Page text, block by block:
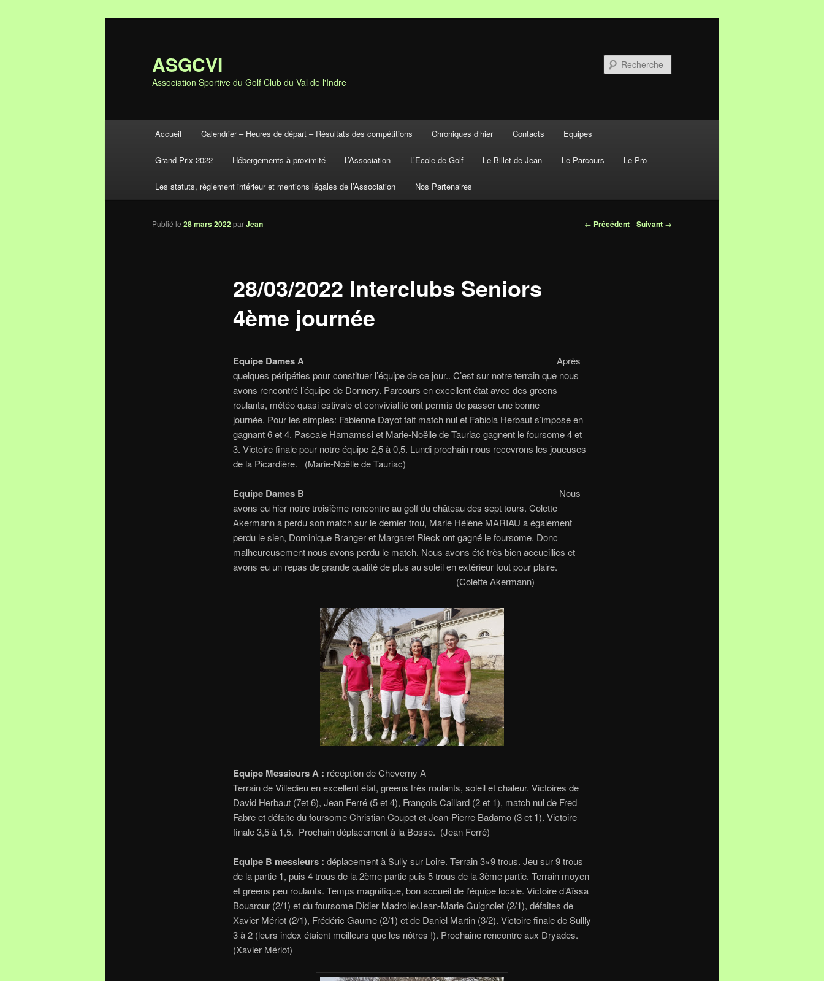
ASGCVI
Association Sportive du Golf Club du Val de l'Indre
Aller au contenu principal
Aller au contenu secondaire
Accueil Calendrier – Heures de départ – Résultats des compétitions Chroniques d’hier Contacts Equipes
Grand Prix 2022 Hébergements à proximité L’Association L’Ecole de Golf Le Billet de Jean Le Parcours Le Pro
Les statuts, règlement intérieur et mentions légales de l’Association Nos Partenaires
Navigation des
← Précédent Suivant →
28/03/2022 Interclubs Seniors
4ème journée
Publié le 28 mars 2022parJean
Equipe Dames A
Après
quelques péripéties pour constituer l’équipe de ce jour.. C’est sur notre terrain que nous
avons rencontré l’équipe de Donnery. Parcours en excellent état avec des greens
roulants, météo quasi estivale et convivialité ont permis de passer une bonne
journée. Pour les simples: Fabienne Dayot fait match nul et Fabiola Herbaut s’impose en
gagnant 6 et 4. Pascale Hamamssi et Marie-Noëlle de Tauriac gagnent le foursome 4 et
3. Victoire finale pour notre équipe 2,5 à 0,5. Lundi prochain nous recevrons les joueuses
de la Picardière. (Marie-Noëlle de Tauriac)
Equipe Dames B Nous
avons eu hier notre troisième rencontre au golf du château des sept tours. Colette
Akermann a perdu son match sur le dernier trou, Marie Hélène MARIAU a également
perdu le sien, Dominique Branger et Margaret Rieck ont gagné le foursome. Donc
malheureusement nous avons perdu le match. Nous avons été très bien accueillies et
avons eu un repas de grande qualité de plus au soleil en extérieur tout pour plaire.
(Colette Akermann)
Equipe Messieurs A : réception de Cheverny A
Terrain de Villedieu en excellent état, greens très roulants, soleil et chaleur. Victoires de
David Herbaut (7et 6), Jean Ferré (5 et 4), François Caillard (2 et 1), match nul de Fred
Fabre et défaite du foursome Christian Coupet et Jean-Pierre Badamo (3 et 1). Victoire
finale 3,5 à 1,5. Prochain déplacement à la Bosse. (Jean Ferré)
Equipe B messieurs : déplacement à Sully sur Loire. Terrain 3×9 trous. Jeu sur 9 trous
de la partie 1, puis 4 trous de la 2ème partie puis 5 trous de la 3ème partie. Terrain moyen
et greens peu roulants. Temps magnifique, bon accueil de l’équipe locale. Victoire d’Aïssa
Bouarour (2/1) et du foursome Didier Madrolle/Jean-Marie Guignolet (2/1), défaites de
Xavier Mériot (2/1), Frédéric Gaume (2/1) et de Daniel Martin (3/2). Victoire finale de Sullly
3 à 2 (leurs index étaient meilleurs que les nôtres !). Prochaine rencontre aux Dryades.
(Xavier Mériot)